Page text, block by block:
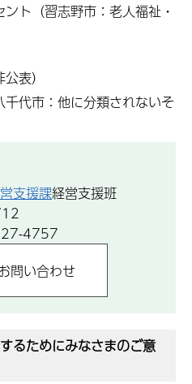
ト（習志野市：老人福祉・
表）
代市：他に分類されないそ
支援課経営支援班
4757
るためにみなさまのご意